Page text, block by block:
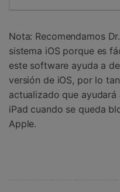
Nota: Recomendamos
sistema iOS porque es
este software ayuda a
versión de iOS, por lo
actualizado que
iPad cuando se queda
Apple.